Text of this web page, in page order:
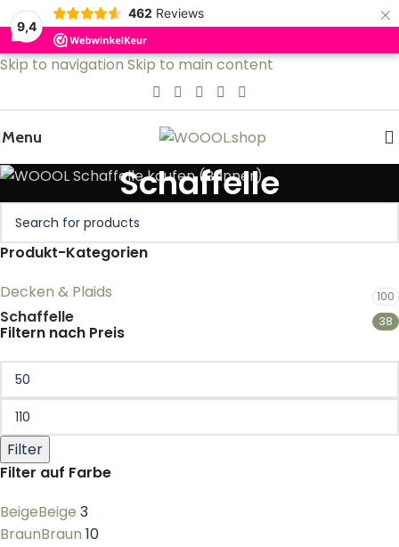
9,4
462 Reviews ×
Skip to navigationSkip to main content
Menu
Schaffelle
Produkt-Kategorien
Decken & Plaids
100
Schaffelle 38
Filtern nach Preis
Filter
Filter auf Farbe
BeigeBeige 3
BraunBraun 10